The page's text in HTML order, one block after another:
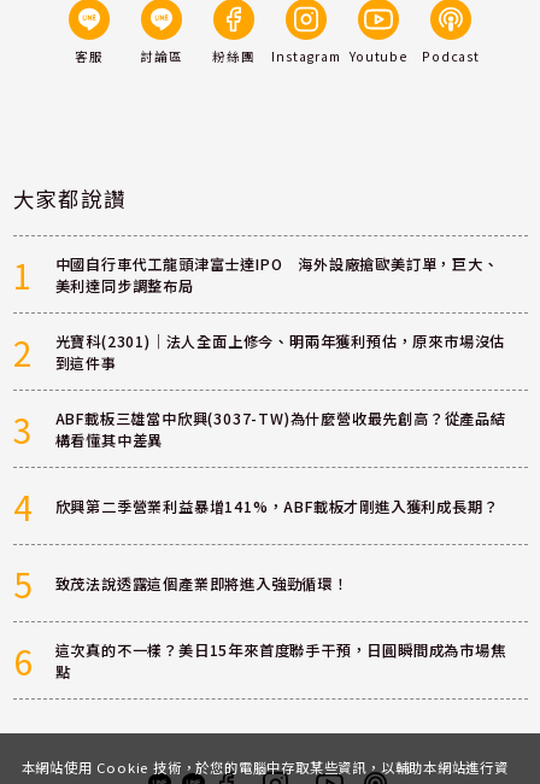
客服 討論區 粉絲團 Instagram Youtube Podcast
大家都說讚
1
中國自行車代工龍頭津富士達IPO 海外設廠搶歐美訂單，巨大、
美利達同步調整布局
2
光寶科(2301)｜法人全面上修今、明兩年獲利預估，原來市場沒估
到這件事
3
ABF載板三雄當中欣興(3037-TW)為什麼營收最先創高？從產品結
構看懂其中差異
4 欣興第二季營業利益暴增141%，ABF載板才剛進入獲利成長期？
5 致茂法說透露這個產業即將進入強勁循環！
6
這次真的不一樣？美日15年來首度聯手干預，日圓瞬間成為市場焦
點
本網站使用 Cookie 技術，於您的電腦中存取某些資訊，以輔助本網站進行資